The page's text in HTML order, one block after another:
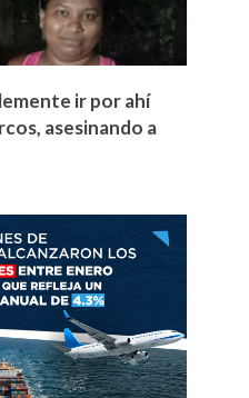
ir por ahí
asesinando a